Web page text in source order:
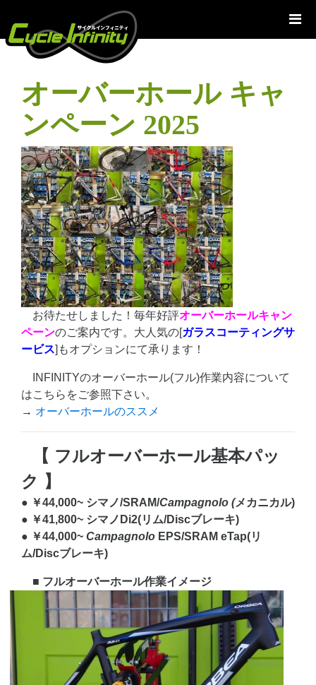
テ
オーバーホール キャ
ンペーン 2025
お待たせしました！毎年好評オーバーホールキャン
ペーンのご案内です。大人気の[ガラスコーティングサ
ービス]もオプションにて承ります！
INFINITYのオーバーホール(フル)作業内容について
はこちらをご参照下さい。
→ オーバーホールのススメ
【 フルオーバーホール基本パッ
ク 】
● ￥44,000~ シマノ/SRAM/Campagnolo (メカニカル)
● ￥41,800~ シマノDi2(リム/Discブレーキ)
● ￥44,000~ Campagnolo EPS/SRAM eTap(リ
ム/Discブレーキ)
■ フルオーバーホール作業イメージ